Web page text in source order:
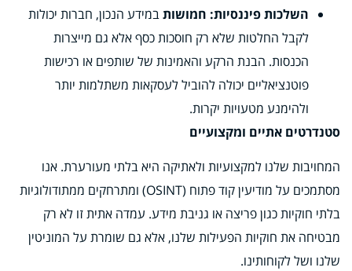
השלכות פיננסיות: חמושותבמידע הנכון, חברות יכולות
לקבל החלטות שלא רק חוסכות כסף אלא גם מייצרות
הכנסות. הבנת הרקע והאמינות של שותפים או רכישות
פוטנציאליים יכולה להוביל לעסקאות משתלמות יותר
ולהימנע מטעויות יקרות.
סטנדרטים אתיים ומקצועיים
המחויבות שלנו למקצועיות ולאתיקה היא בלתי מעורערת. אנו
מסתמכים על מודיעין קוד פתוח (OSINT) ומתרחקים ממתודולוגיות
בלתי חוקיות כגון פריצה או גניבת מידע. עמדה אתית זו לא רק
מבטיחה את חוקיות הפעילות שלנו, אלא גם שומרת על המוניטין
שלנו ושל לקוחותינו.